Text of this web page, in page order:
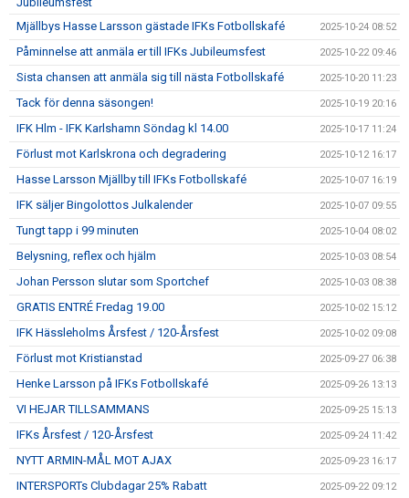
Mjällbys Hasse Larsson gästade IFKs Fotbollskafé
2025-10-24 08:52
Påminnelse att anmäla er till IFKs Jubileumsfest 2025-10-22 09:46
Sista chansen att anmäla sig till nästa Fotbollskafé 2025-10-20 11:23
Tack för denna säsongen! 2025-10-19 20:16
IFK Hlm - IFK Karlshamn Söndag kl 14.00 2025-10-17 11:24
Förlust mot Karlskrona och degradering 2025-10-12 16:17
Hasse Larsson Mjällby till IFKs Fotbollskafé 2025-10-07 16:19
IFK säljer Bingolottos Julkalender 2025-10-07 09:55
Tungt tapp i 99 minuten 2025-10-04 08:02
Belysning, reflex och hjälm 2025-10-03 08:54
Johan Persson slutar som Sportchef 2025-10-03 08:38
GRATIS ENTRÉ Fredag 19.00 2025-10-02 15:12
IFK Hässleholms Årsfest / 120-Årsfest 2025-10-02 09:08
Förlust mot Kristianstad 2025-09-27 06:38
Henke Larsson på IFKs Fotbollskafé 2025-09-26 13:13
VI HEJAR TILLSAMMANS 2025-09-25 15:13
IFKs Årsfest / 120-Årsfest 2025-09-24 11:42
NYTT ARMIN-MÅL MOT AJAX 2025-09-23 16:17
INTERSPORTs Clubdagar 25% Rabatt 2025-09-22 09:12